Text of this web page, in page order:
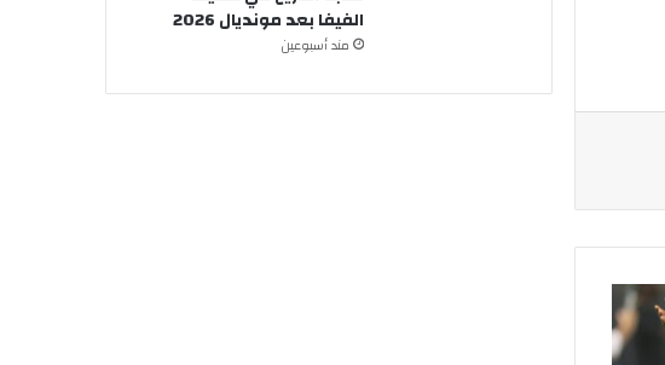
الفيفا بعد مونديال 2026
مند أسبوعين